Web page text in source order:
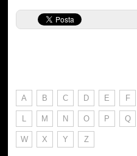
A B C D E F
L M N O P Q
W X Y Z